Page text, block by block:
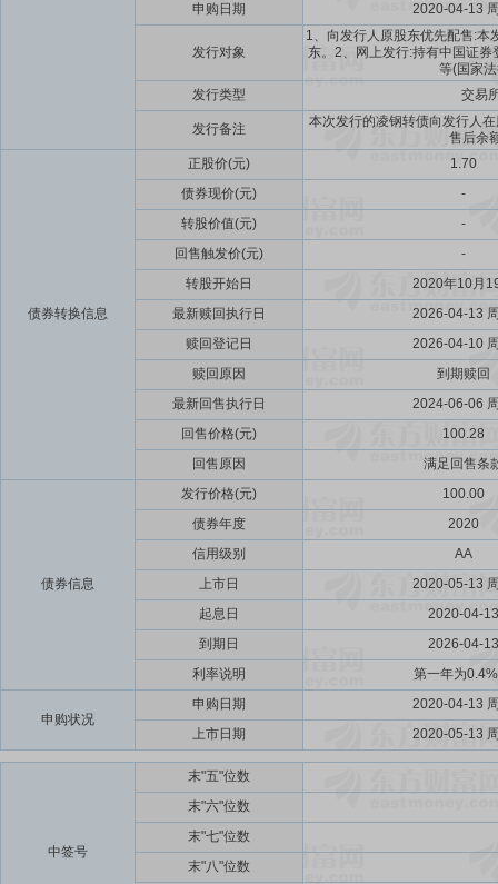
申购日期
2020-04-13
发行对象
1、向发行人原股东优先配售:本
东。2、网上发行:持有中国证
等(国家
发行类型
交易
发行备注
本次发行的凌钢转债向发行人
售后余
债券转换信息
正股价(元)
1.70
债券现价(元)
-
转股价值(元)
-
回售触发价(元)
-
转股开始日
2020年10月
最新赎回执行日
2026-04-13
赎回登记日
2026-04-10
赎回原因
到期赎回
最新回售执行日
2024-06-06
回售价格(元)
100.28
回售原因
满足回售条
债券信息
发行价格(元)
100.00
债券年度
2020
信用级别
AA
上市日
2020-05-13
起息日
2020-04-13
到期日
2026-04-13
利率说明
第一年为
申购状况
申购日期
2020-04-13
上市日期
2020-05-13
中签号
末"五"位数
末"六"位数
末"七"位数
末"八"位数